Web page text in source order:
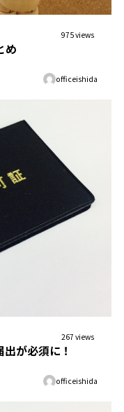
975 views
め
officeishida
267 views
が必須に！
officeishida